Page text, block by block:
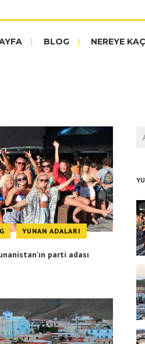
BLOG NEREYE
AVRUPA’NIN EN
10 KÖYÜ
DÜNYANIN EN
PLAJI
EN EĞLENCELİ
FESTİVALİ
YUNAN ADALARI
parti adası